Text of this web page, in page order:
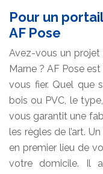
Pour un
AF Pose
Avez-vous un projet
Marne ? AF Pose
vous fier. Quel que
bois ou PVC, le
vous garantit une
les règles de l’art.
en premier lieu de
votre domicile. Il